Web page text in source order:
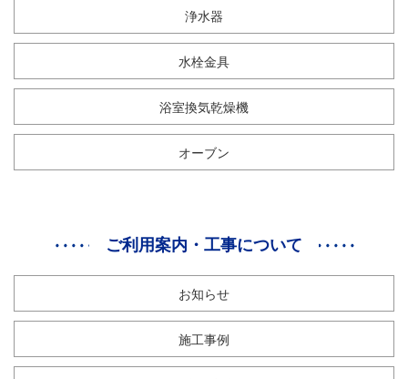
浄水器
水栓金具
浴室換気乾燥機
オーブン
ご利用案内・工事について
お知らせ
施工事例